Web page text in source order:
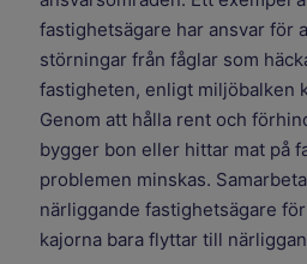
fastighetsägare har ansvar för
störningar från fåglar som
fastigheten, enligt miljöbalken
Genom att hålla rent och
bygger bon eller hittar mat på
problemen minskas.
närliggande fastighetsägare
kajorna bara flyttar till